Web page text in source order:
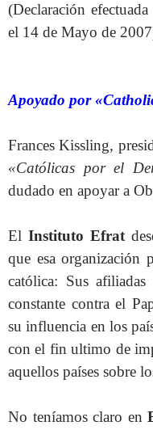
(Declaración
el 14 de Mayo de
Apoyado por
Frances Kissling,
«Católicas por el
dudado en apoyar a
El Instituto Efrat
que esa organización
católica: Sus afiliadas
constante contra el
su influencia en los
con el fin ultimo de
aquellos países sobre
No teníamos claro en